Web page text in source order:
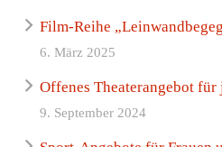
Film-Reihe
6. März 2025
Offenes Theaterangebot
9. September 2024